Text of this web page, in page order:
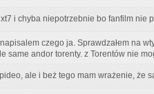
xt7 i chyba niepotrzebnie bo fanfilm
czego ja. Sprawdzałem na
same andor torenty. z Torentów nie
ale i beż tego mam wrażenie, że